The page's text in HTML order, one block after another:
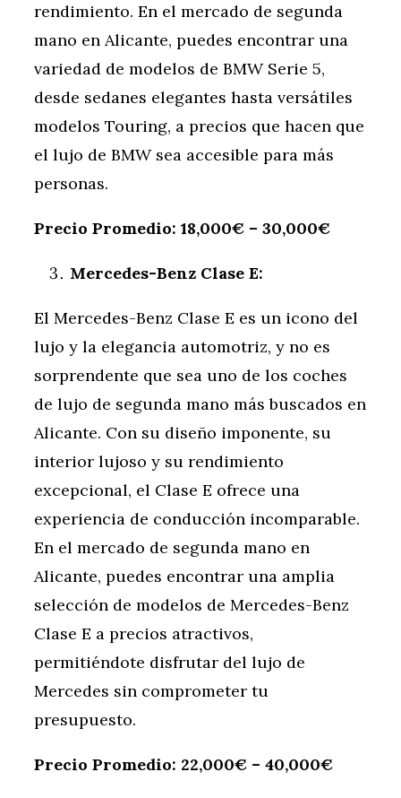
rendimiento. En el mercado de segunda
mano en Alicante, puedes encontrar una
variedad de modelos de BMW Serie 5,
desde sedanes elegantes hasta versátiles
modelos Touring, a precios que hacen que
el lujo de BMW sea accesible para más
personas.
Precio Promedio: 18,000€ – 30,000€
Mercedes-Benz Clase E:
El Mercedes-Benz Clase E es un icono del
lujo y la elegancia automotriz, y no es
sorprendente que sea uno de los coches
de lujo de segunda mano más buscados en
Alicante. Con su diseño imponente, su
interior lujoso y su rendimiento
excepcional, el Clase E ofrece una
experiencia de conducción incomparable.
En el mercado de segunda mano en
Alicante, puedes encontrar una amplia
selección de modelos de Mercedes-Benz
Clase E a precios atractivos,
permitiéndote disfrutar del lujo de
Mercedes sin comprometer tu
presupuesto.
Precio Promedio: 22,000€ – 40,000€